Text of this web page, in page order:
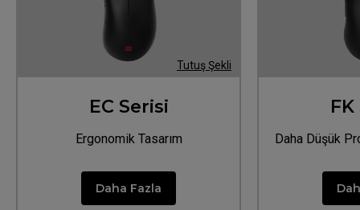
Tutuş Şekli
EC Serisi
Ergonomik Tasarım
Daha Fazla
Daha Düşük